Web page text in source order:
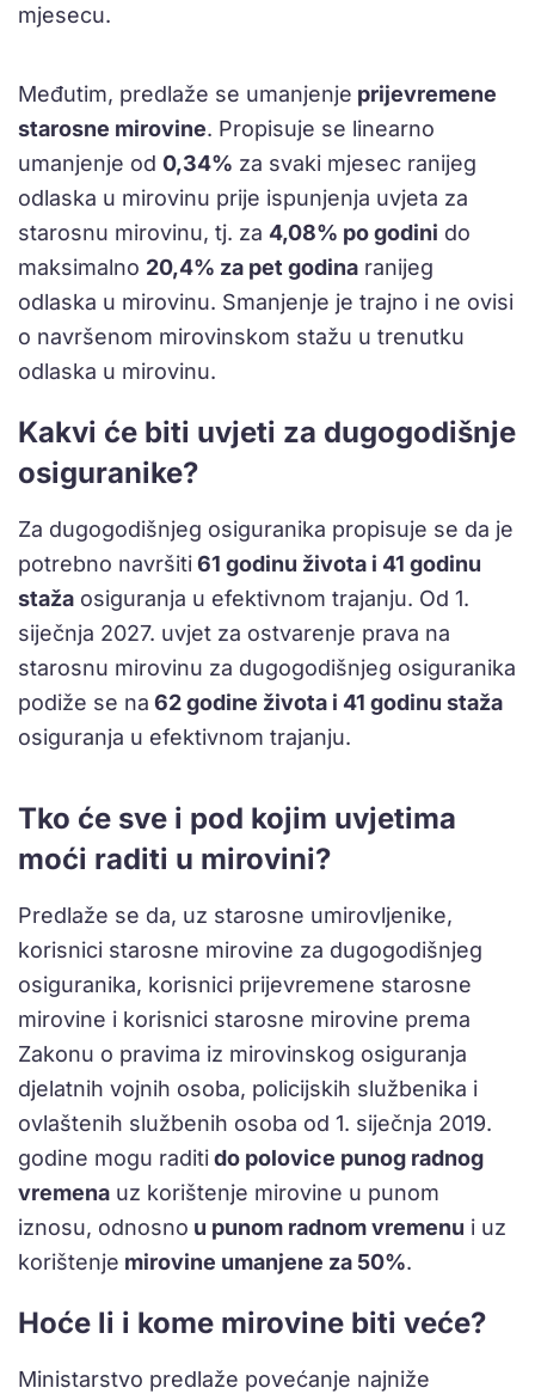
mjesecu.
Međutim, predlaže se umanjenje prijevremene
starosne mirovine. Propisuje se linearno
umanjenje od 0,34% za svaki mjesec ranijeg
odlaska u mirovinu prije ispunjenja uvjeta za
starosnu mirovinu, tj. za 4,08% po godini do
maksimalno 20,4% za pet godina ranijeg
odlaska u mirovinu. Smanjenje je trajno i ne ovisi
o navršenom mirovinskom stažu u trenutku
odlaska u mirovinu.
Kakvi će biti uvjeti za dugogodišnje
osiguranike?
Za dugogodišnjeg osiguranika propisuje se da je
potrebno navršiti61 godinu života i 41 godinu
staža osiguranja u efektivnom trajanju. Od 1.
siječnja 2027. uvjet za ostvarenje prava na
starosnu mirovinu za dugogodišnjeg osiguranika
podiže se na 62 godine života i 41 godinu staža
osiguranja u efektivnom trajanju.
Tko će sve i pod kojim uvjetima
moći raditi u mirovini?
Predlaže se da, uz starosne umirovljenike,
korisnici starosne mirovine za dugogodišnjeg
osiguranika, korisnici prijevremene starosne
mirovine i korisnici starosne mirovine prema
Zakonu o pravima iz mirovinskog osiguranja
djelatnih vojnih osoba, policijskih službenika i
ovlaštenih službenih osoba od 1. siječnja 2019.
godine mogu raditido polovice punog radnog
vremena uz korištenje mirovine u punom
iznosu, odnosno u punom radnom vremenu i uz
korištenje mirovine umanjene za 50%.
Hoće li i kome mirovine biti veće?
Ministarstvo predlaže povećanje najniže